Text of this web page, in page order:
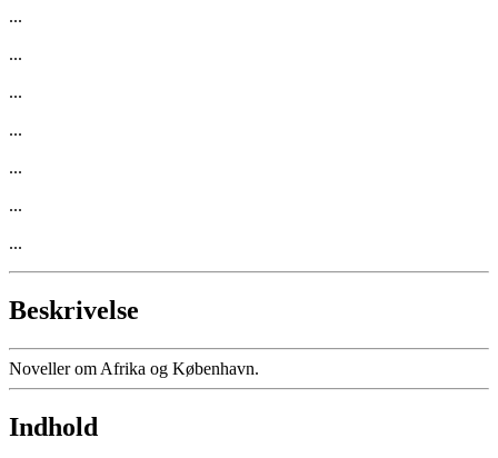
...
...
...
...
...
...
...
Beskrivelse
Noveller om Afrika og København.
Indhold